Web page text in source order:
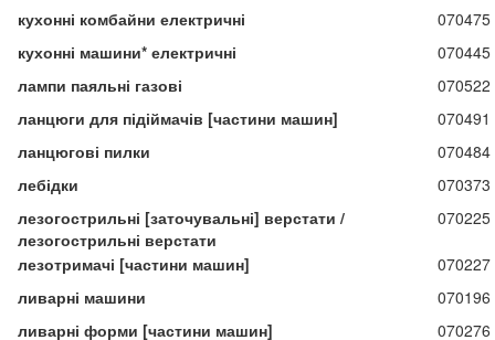
кухонні комбайни електричні
070475
кухонні машини* електричні
070445
лампи паяльні газові
070522
ланцюги для підіймачів [частини машин]
070491
ланцюгові пилки
070484
лебідки
070373
лезогострильні [заточувальні] верстати /
лезогострильні верстати
070225
лезотримачі [частини машин]
070227
ливарні машини
070196
ливарні форми [частини машин]
070276